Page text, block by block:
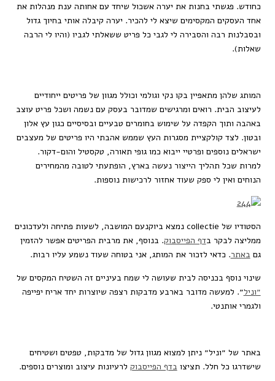
כחודש. פגשתי בחנות את יערה אשכול שיחד עם אחותה ענת מנהלות את
אחד העסקים המקסימים שיצא לי להכיר. יערה קיבלה אותי בחיוך גדול
ובסבלנות רבה והסבירה לי לגבי כל פריט ששאלתי לגביו (והיו לי הרבה
שאלות).
המותג שלהן מתאפיין בקו נקי וגולמי וכולל מגוון של פריטים ייחודיים
לעיצוב הבית. רואים ומרגישים שמדובר בעסק עם נשמה ושכל פריט עוצב
באהבה ותוך הקפדה על שימוש בחומרים טבעיים ובסיסיים כגון עץ אלון
ובטון. לצד קולקציית מסגרות העץ שממש אהבתי היו פריטים של מעצבים
ישראלים נוספים ופרטיי ייבוא כמו גופי תאורה, טקסטיל והום-דקור.
למרות שכל תהליך הייצור נעשה בארץ, הופתעתי לטובה מהמחירים
הנוחים ואין לי ספק שעוד אחזור לרכישות נוספות.
הסטודיו של collectie נמצא ביוקנעם המושבה, לשעות פתיחה ולעדכונים
ממליצה לבקר בדף הפייסבוק. בנוסף, את מרבית הפריטים אפשר להזמין
גם באתר. כדאי לזכור את המותג, אני בטוחה שעוד נשמע עליו רבות.
שינוי נוסף בכניסה לבית שעושה לי שמח בעיניים זה השטיח המקסים של
״וניל״. למעשה מדובר בארבע מדבקות רצפה שיוצרות יחד אריח יפייפה
ולגמרי אותנטי.
באתר של ״וניל״ ניתן למצוא מגוון גדול של מדבקות, טפטים ושטיחים
שישדרגו כל חלל. תציצו בדף הפייסבוק לרעיונות עיצוב ומוצרים נוספים.